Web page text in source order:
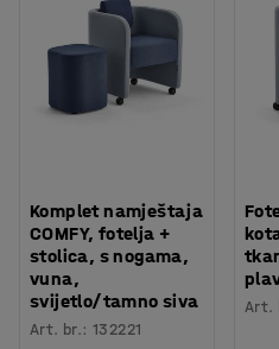
Komplet namještaja
COMFY, fotelja +
stolica, s nogama,
vuna,
svijetlo/tamno siva
Art. br.:132221
Art.